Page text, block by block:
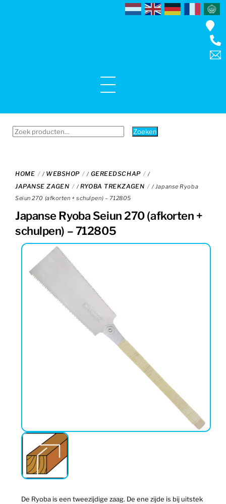
Menu
Zoeken
Zoeken
HOME / WEBSHOP / GEREEDSCHAP /
JAPANSE ZAGEN / RYOBA TREKZAGEN
/ Japanse Ryoba
Seiun 270 (afkorten + schulpen) – 712805
Japanse Ryoba Seiun 270 (afkorten +
schulpen) – 712805
De Ryoba is een tweezijdige zaag. De ene zijde is bij uitstek